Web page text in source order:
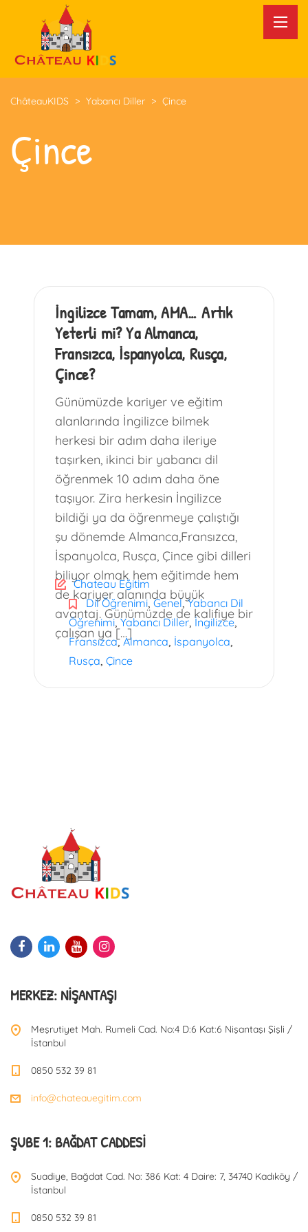
ChâteauKIDS > Yabancı Diller > Çince
Çince
İngilizce Tamam, AMA… Artık
Yeterli mi? Ya Almanca,
Fransızca, İspanyolca, Rusça,
Çince?
Günümüzde kariyer ve eğitim
alanlarında İngilizce bilmek
herkesi bir adım daha ileriye
taşırken, ikinci bir yabancı dil
öğrenmek 10 adım daha öne
taşıyor. Zira herkesin İngilizce
bildiği ya da öğrenmeye çalıştığı
şu dönemde Almanca,Fransızca,
İspanyolca, Rusça, Çince gibi dilleri
biliyor olmak hem eğitimde hem
de kariyer alanında büyük
avantaj. Günümüzde de kalifiye bir
çalışan ya […]
Chateau Eğitim
Dil Öğrenimi,Genel,Yabancı Dil
Öğrenimi,Yabancı Diller, İngilizce,
Fransızca,Almanca, İspanyolca,
Rusça, Çince
MERKEZ: NIŞANTAŞI
Meşrutiyet Mah. Rumeli Cad. No:4 D:6 Kat:6 Nişantaşı Şişli /
İstanbul
0850 532 39 81
info@chateauegitim.com
ŞUBE 1: BAĞDAT CADDESI
Suadiye, Bağdat Cad. No: 386 Kat: 4 Daire: 7, 34740 Kadıköy /
İstanbul
0850 532 39 81